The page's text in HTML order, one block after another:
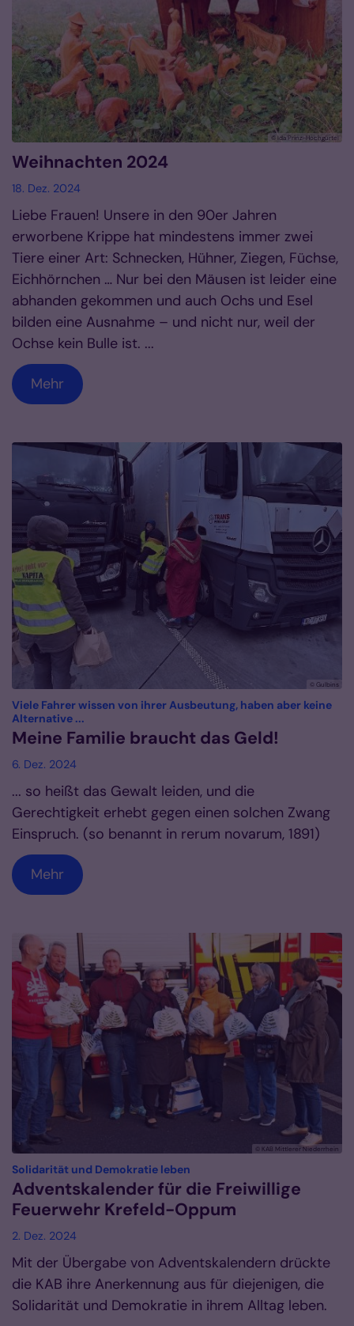
© Ida Prinz-Hochgürtel
Weihnachten 2024
18. Dez. 2024
Liebe Frauen! Unsere in den 90er Jahren
erworbene Krippe hat mindestens immer zwei
Tiere einer Art: Schnecken, Hühner, Ziegen, Füchse,
Eichhörnchen … Nur bei den Mäusen ist leider eine
abhanden gekommen und auch Ochs und Esel
bilden eine Ausnahme – und nicht nur, weil der
Ochse kein Bulle ist. ...
Mehr
© Gulbins
Viele Fahrer wissen von ihrer Ausbeutung, haben aber keine
Alternative ...
Meine Familie braucht das Geld!
6. Dez. 2024
... so heißt das Gewalt leiden, und die
Gerechtigkeit erhebt gegen einen solchen Zwang
Einspruch. (so benannt in rerum novarum, 1891)
Mehr
© KAB Mittlerer Niederrhein
Solidarität und Demokratie leben
Adventskalender für die Freiwillige
Feuerwehr Krefeld-Oppum
2. Dez. 2024
Mit der Übergabe von Adventskalendern drückte
die KAB ihre Anerkennung aus für diejenigen, die
Solidarität und Demokratie in ihrem Alltag leben.